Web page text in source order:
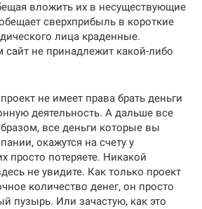
вложить их в несуществующие
сверхприбыль в короткие
лица краденные.
сайт не принадлежит какой-либо
не имеет права брать деньги
деятельность. А дальше все
все деньги которые вы
окажутся на счету у
просто потеряете. Никакой
не увидите. Как только проект
количество денег, он просто
пузырь. Или зачастую, как это